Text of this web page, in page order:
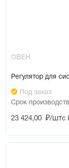
ОВЕН
Регулятор для
Под заказ
Срок
23 424,00 ₽/штс